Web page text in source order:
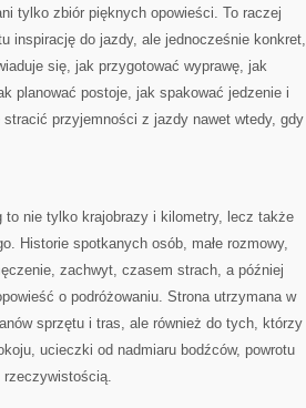
tylko zbiór pięknych opowieści. To raczej
inspirację do jazdy, ale jednocześnie konkret,
się, jak przygotować wyprawę, jak
planować postoje, jak spakować jedzenie i
przyjemności z jazdy nawet wtedy, gdy
nie tylko krajobrazy i kilometry, lecz także
Historie spotkanych osób, małe rozmowy,
zachwyt, czasem strach, a później
o podróżowaniu. Strona utrzymana w
sprzętu i tras, ale również do tych, którzy
ucieczki od nadmiaru bodźców, powrotu